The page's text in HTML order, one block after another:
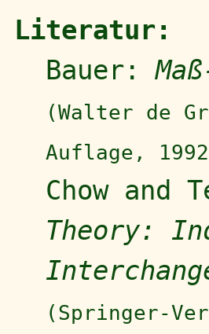
Literatur:
Bauer:
(Walter de
Auflage,
Chow and
Theory:
(Springer-